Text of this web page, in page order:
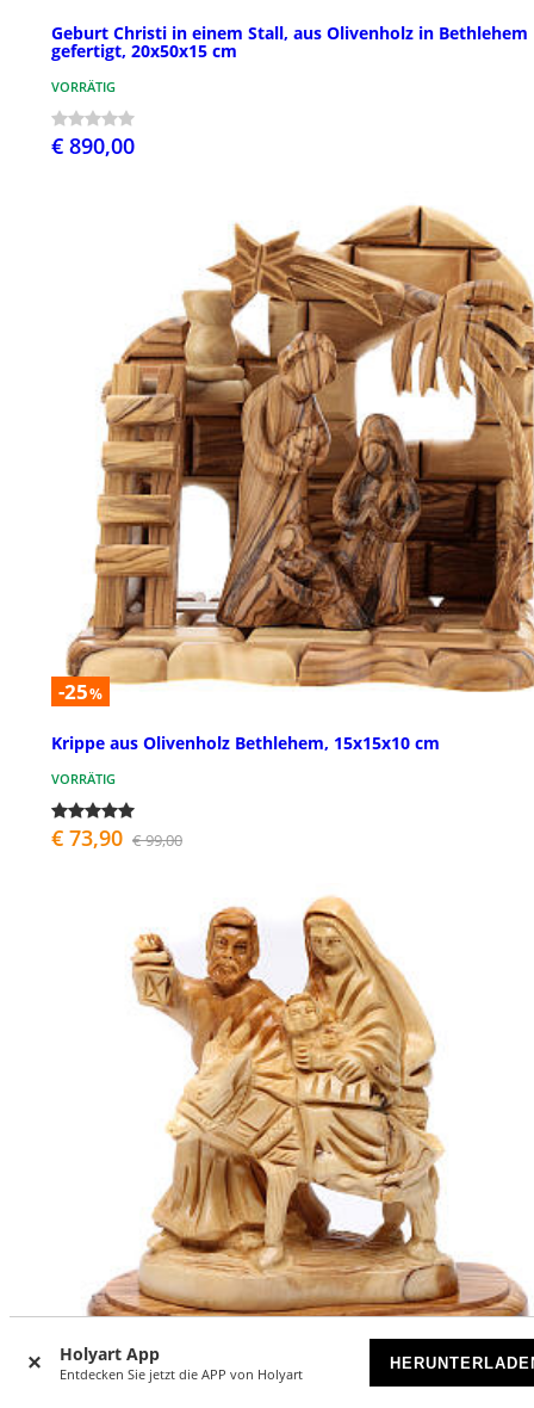
Holyart App
Entdecken Sie jetzt die APP von Holyart
Geburt Christi in einem Stall, aus Olivenholz in Bethlehem
gefertigt, 20x50x15 cm
VORRÄTIG
€ 890,00
-25%
Krippe aus Olivenholz Bethlehem, 15x15x10 cm
VORRÄTIG
€ 73,90 € 99,00